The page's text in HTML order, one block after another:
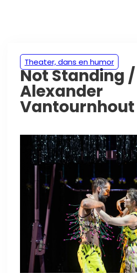
Theater, dans en humor
Not Standing /
Alexander
Vantournhout